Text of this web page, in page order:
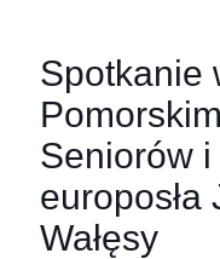
Spotkanie
Seniorów
europosła
Wałęsy